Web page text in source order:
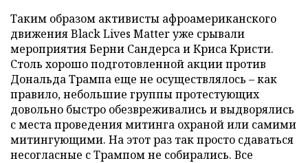
Таким образом активисты афроамериканского
движения Black Lives Matter уже срывали
мероприятия Берни Сандерса и Криса Кристи.
Столь хорошо подготовленной акции против
Дональда Трампа еще не осуществлялось – как
правило, небольшие группы протестующих
довольно быстро обезвреживались и выдворялись
с места проведения митинга охраной или самими
митингующими. На этот раз так просто сдаваться
несогласные с Трампом не собирались. Все